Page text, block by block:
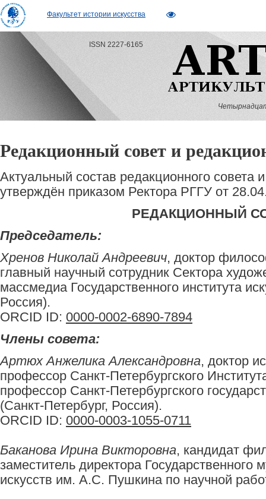
Факультет истории искусства
ISSN 2227-6165
Редакционный совет и
Актуальный состав редакционного совета
утверждён приказом Ректора РГГУ от
РЕДАКЦИОННЫЙ
Председатель:
Хренов Николай Андреевич, доктор
главный научный сотрудник Сектора
массмедиа Государственного института
Россия).
ORCID ID: 0000-0002-6890-7894
Члены совета:
Артюх Анжелика Александровна, доктор
профессор Санкт-Петербургского
профессор Санкт-Петербургского
(Санкт-Петербург, Россия).
ORCID ID: 0000-0003-1055-0711
Баканова Ирина Викторовна, кандидат
заместитель директора Государственного
искусств им. А.С. Пушкина по научной